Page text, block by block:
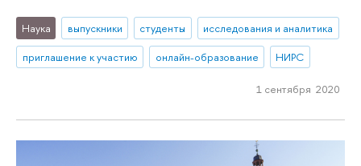
Наука выпускники студенты
исследования и аналитика
приглашение к участию
онлайн-образование НИРС
1 сентября 2020